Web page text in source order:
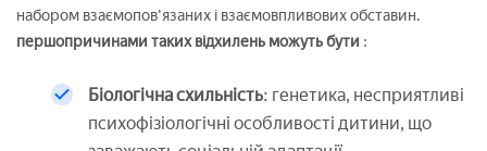
набором взаємопов'язаних і взаємовпливових обставин.
першопричинами таких відхилень можуть бути :
Біологічна схильність: генетика, несприятливі
психофізіологічні особливості дитини, що